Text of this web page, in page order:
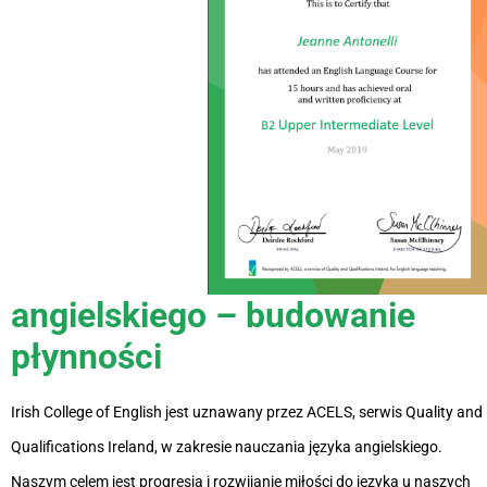
angielskiego – budowanie
płynności
Irish College of English jest uznawany przez ACELS, serwis Quality and
Qualifications Ireland, w zakresie nauczania języka angielskiego.
Naszym celem jest progresja i rozwijanie miłości do języka u naszych